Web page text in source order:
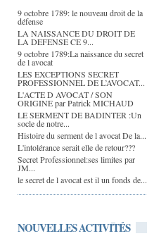
9 octobre 1789: le nouveau droit de la
défense
LA NAISSANCE DU DROIT DE
LA DEFENSE CE 9...
9 octobre 1789:La naissance du secret
de l avocat
LES EXCEPTIONS SECRET
PROFESSIONNEL DE L’AVOCAT...
L'ACTE D AVOCAT / SON
ORIGINE par Patrick MICHAUD
LE SERMENT DE BADINTER :Un
socle de notre...
Histoire du serment de l avocat De la...
L'intolérance serait elle de retour???
Secret Professionnel:ses limites par
JM...
le secret de l avocat est il un fonds de...
NOUVELLES ACTIVITÉS